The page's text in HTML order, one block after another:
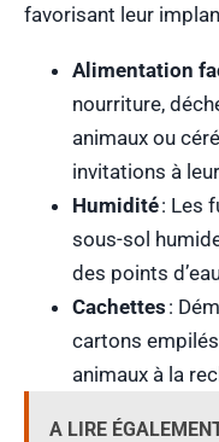
favorisant leur
Alimentation
nourriture,
animaux ou
invitations à
Humidité: Les
sous-sol
des points
Cachettes :
cartons
animaux à la
A LIRE